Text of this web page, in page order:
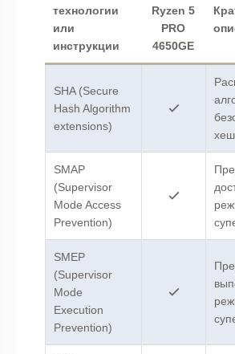
технологии
или
инструкции
Ryzen 5
PRO
4650GE
SHA (Secure
Hash Algorithm
extensions)
SMAP
(Supervisor
Mode Access
Prevention)
SMEP
(Supervisor
Mode
Execution
Prevention)